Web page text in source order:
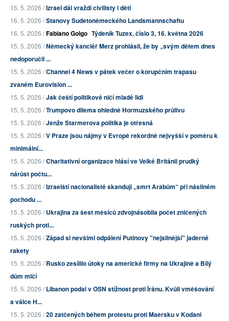
16. 5. 2026 /Izrael dál vraždí civilisty i děti
16. 5. 2026 /Stanovy Sudetoněmeckého Landsmannschaftu
16. 5. 2026 /Fabiano Golgo Týdeník Tuzex, číslo 3, 16. května 2026
15. 5. 2026 /Německý kancléř Merz prohlásil, že by „svým dětem dnes
nedoporučil ...
15. 5. 2026 /Channel 4 News v pátek večer o korupčním trapasu
zvaném Eurovision ...
15. 5. 2026 /Jak čeští politikové ničí mladé lidi
15. 5. 2026 /Trumpovo dilema ohledně Hormuzského průlivu
15. 5. 2026 /Jenže Starmerova politika je otřesná
15. 5. 2026 /V Praze jsou nájmy v Evropě rekordně nejvyšší v poměru k
minimální...
15. 5. 2026 /Charitativní organizace hlásí ve Velké Británii prudký
nárůst počtu...
15. 5. 2026 /Izraelští nacionalisté skandují „smrt Arabům“ při násilném
pochodu ...
15. 5. 2026 /Ukrajina za šest měsíců zdvojnásobila počet zničených
ruských proti...
15. 5. 2026 /Západ si nevšiml odpálení Putinovy "nejsilnější" jaderné
rakety
15. 5. 2026 /Rusko zesílilo útoky na americké firmy na Ukrajině a Bílý
dům mlčí
15. 5. 2026 /Libanon podal v OSN stížnost proti Íránu. Kvůli vměšování
a válce H...
15. 5. 2026 /20 zatčených během protestu proti Maersku v Kodani